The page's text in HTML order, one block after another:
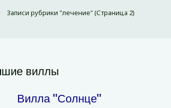
Записи рубрики "лечение"(Страница 2)
виллы
Вилла "Солнце"